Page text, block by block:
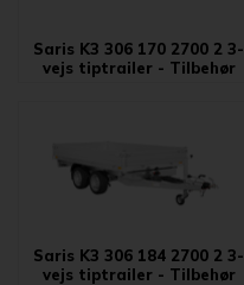
Saris K3 306 170 2700 2 3-
vejs tiptrailer - Tilbehør
Saris K3 306 184 2700 2 3-
vejs tiptrailer - Tilbehør